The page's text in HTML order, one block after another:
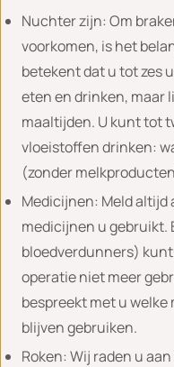
Nuchter zijn: Om
voorkomen, is het
betekent dat u tot zes
eten en drinken, maar
maaltijden. U kunt tot
vloeistoffen drinken:
(zonder
Medicijnen: Meld altijd
medicijnen u gebruikt.
bloedverdunners)
operatie niet meer
bespreekt met u
blijven gebruiken.
Roken: Wij raden u